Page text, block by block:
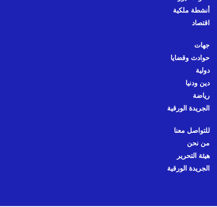
أنشطة ملكية
اقتصاد
جهات
حوادث وقضايا
دولية
دين ودنيا
رياضة
الجريدة الورقية
للتواصل معنا
من نحن
هيئة التحرير
الجريدة الورقية